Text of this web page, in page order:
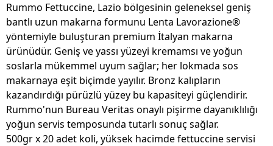
Rummo Fettuccine, Lazio bölgesinin geleneksel geniş
bantlı uzun makarna formunu Lenta Lavorazione®
yöntemiyle buluşturan premium İtalyan makarna
ürünüdür. Geniş ve yassı yüzeyi kremamsı ve yoğun
soslarla mükemmel uyum sağlar; her lokmada sos
makarnaya eşit biçimde yayılır. Bronz kalıpların
kazandırdığı pürüzlü yüzey bu kapasiteyi güçlendirir.
Rummo'nun Bureau Veritas onaylı pişirme dayanıklılığı
yoğun servis temposunda tutarlı sonuç sağlar.
500gr x 20 adet koli, yüksek hacimde fettuccine servisi